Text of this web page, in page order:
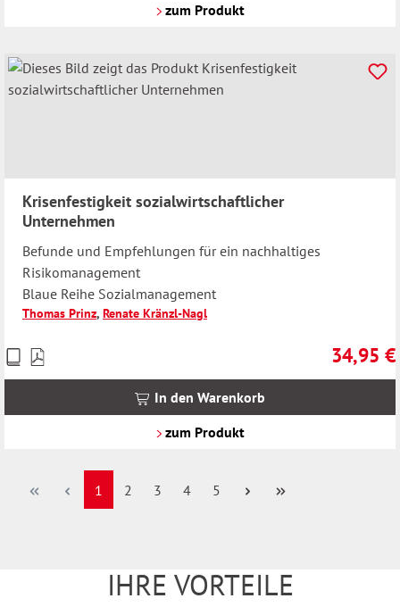
zum Produkt
Krisenfestigkeit sozialwirtschaftlicher
Unternehmen
Befunde und Empfehlungen für ein nachhaltiges
Risikomanagement
Blaue Reihe Sozialmanagement
Thomas Prinz, Renate Kränzl-Nagl
34,95 €
Preise
inkl.
In den Warenkorb
zum Produkt
Seite
1 Seite
2 Seite
3 Seite
4 Seite
5
IHRE VORTEILE